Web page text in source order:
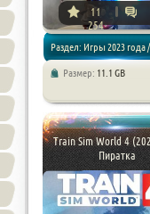
11
254
Раздел: Игры 2023 года /
Размер: 11.1 GB
Train Sim World 4
Пиратка